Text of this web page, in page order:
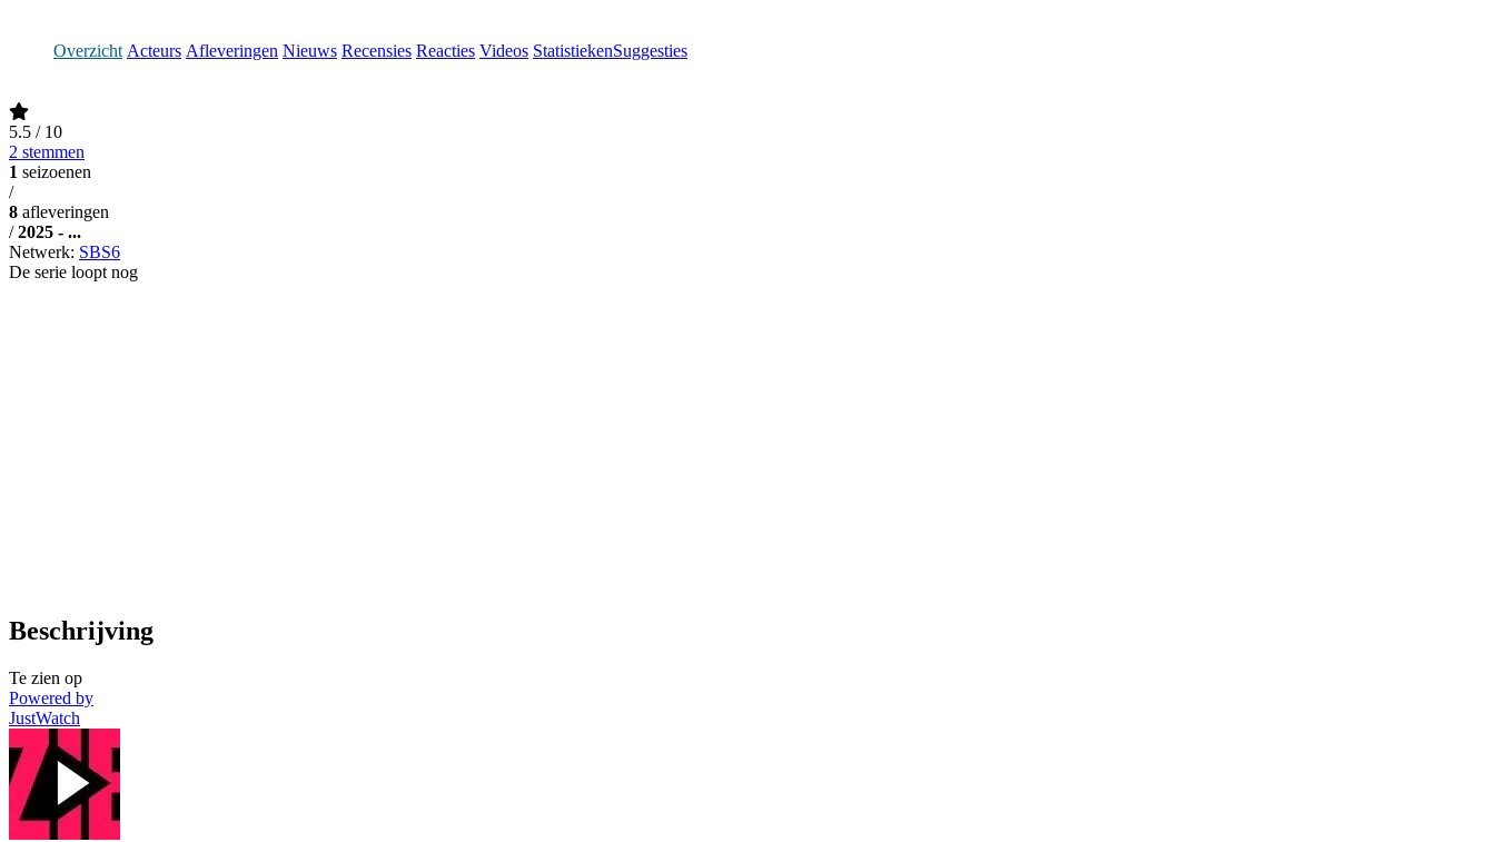
Overzicht Acteurs Afleveringen Nieuws Recensies Reacties Videos StatistiekenSuggesties
5.5 / 10
2 stemmen
1 seizoenen
/
8 afleveringen
/ 2025 - ...
Netwerk: SBS6
De serie loopt nog
Beschrijving
Te zien op
Powered by
JustWatch